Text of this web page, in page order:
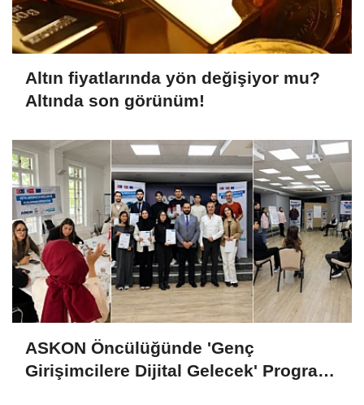
Altın fiyatlarında yön değişiyor mu?
Altında son görünüm!
ASKON Öncülüğünde 'Genç
Girişimcilere Dijital Gelecek' Programı